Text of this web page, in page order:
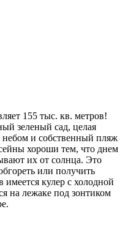
155 тыс. кв. метров!
зеленый сад, целая
небом и собственный пляж
хороши тем, что днем
их от солнца. Это
или получить
кулер с холодной
на лежаке под зонтиком